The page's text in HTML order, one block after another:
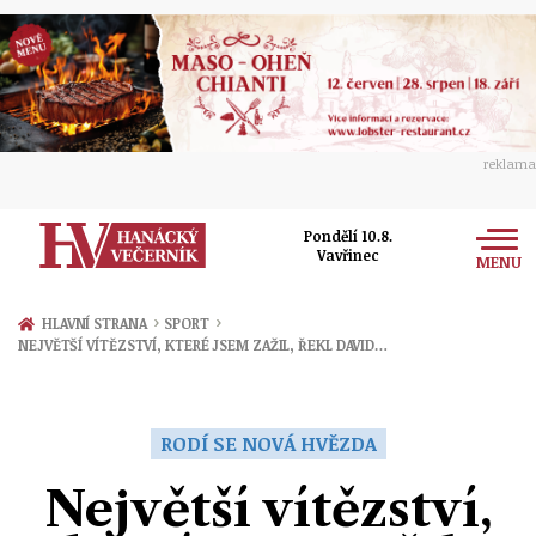
reklama
Pondělí 10.8.
Vavřinec
MENU
Zprávy
Přerov
Ekonomika
Ženy
Sport
HLAVNÍ STRANA › SPORT ›
NEJVĚTŠÍ VÍTĚZSTVÍ, KTERÉ JSEM ZAŽIL, ŘEKL DAVID…
RODÍ SE NOVÁ HVĚZDA
Největší vítězství,